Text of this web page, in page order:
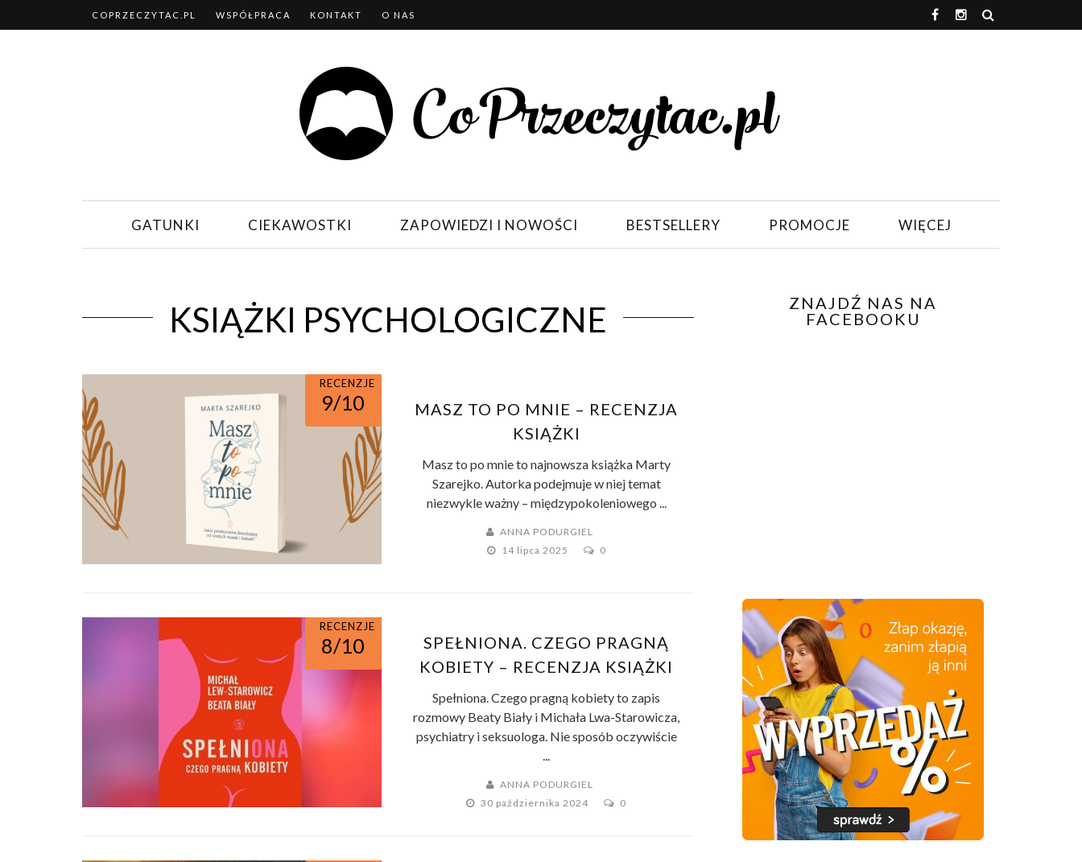
COPRZECZYTAC.PL WSPÓŁPRACA KONTAKT O NAS
GATUNKI CIEKAWOSTKI ZAPOWIEDZI I NOWOŚCI BESTSELLERY PROMOCJE WIĘCEJ
KSIĄŻKI PSYCHOLOGICZNE
RECENZJE
9/10
MASZ TO PO MNIE – RECENZJA
KSIĄŻKI
Masz to po mnie to najnowsza książka Marty
Szarejko. Autorka podejmuje w niej temat
niezwykle ważny – międzypokoleniowego ...
ANNA PODURGIEL
14 lipca 2025
0
RECENZJE
8/10
SPEŁNIONA. CZEGO PRAGNĄ
KOBIETY – RECENZJA KSIĄŻKI
Spełniona. Czego pragną kobiety to zapis
rozmowy Beaty Biały i Michała Lwa-Starowicza,
psychiatry i seksuologa. Nie sposób oczywiście
...
ANNA PODURGIEL
30 października 2024
0
ZNAJDŹ NAS NA
FACEBOOKU